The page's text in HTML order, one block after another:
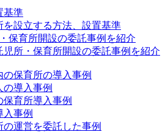
基準
を設立する方法、設置基準
保育所開設の委託事例を紹介
児所・保育所開設の委託事例を紹介
の保育所の導入事例
導入事例
保育所導入事例
入事例
の運営を委託した事例